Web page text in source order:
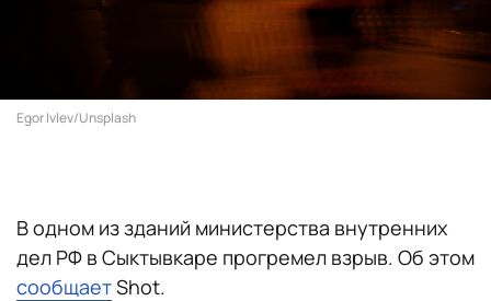
Egor Ivlev/Unsplash
В одном из зданий министерства внутренних
дел РФ в Сыктывкаре прогремел взрыв. Об этом
сообщаетShot.